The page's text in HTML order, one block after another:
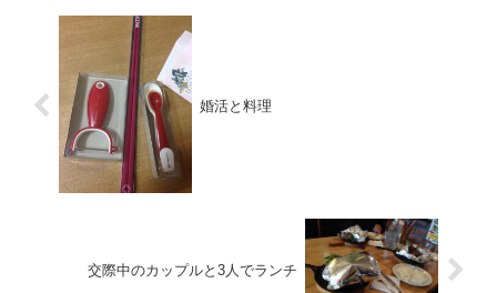
婚活と料理
交際中のカップルと3人でランチ